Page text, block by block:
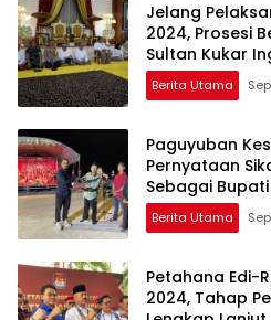
Jelang
2024, Prosesi
Sultan Kukar
Berita Utama
Paguyuban
Pernyataan
Sebagai
Berita Utama
Petahana Edi-
2024, Tahap